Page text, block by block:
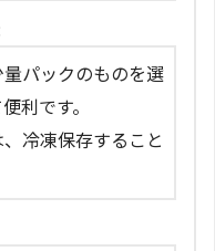
パックのものを選
利です。
冷凍保存すること